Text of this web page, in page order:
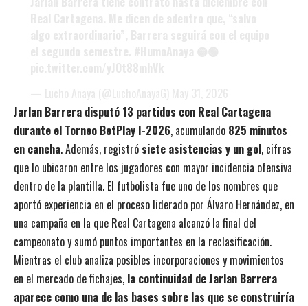
Jarlan Barrera disputó 13 partidos con Real Cartagena
durante el Torneo BetPlay I-2026, acumulando 825 minutos
en cancha. Además, registró siete asistencias y un gol, cifras
que lo ubicaron entre los jugadores con mayor incidencia ofensiva
dentro de la plantilla. El futbolista fue uno de los nombres que
aportó experiencia en el proceso liderado por Álvaro Hernández, en
una campaña en la que Real Cartagena alcanzó la final del
campeonato y sumó puntos importantes en la reclasificación.
Mientras el club analiza posibles incorporaciones y movimientos
en el mercado de fichajes, la continuidad de Jarlan Barrera
aparece como una de las bases sobre las que se construiría